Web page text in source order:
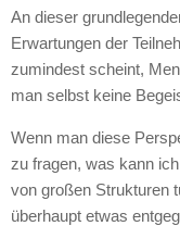
An dieser
Erwartungen der
zumindest scheint,
man selbst keine
Wenn man diese
zu fragen, was kann
von großen Strukturen
überhaupt etwas